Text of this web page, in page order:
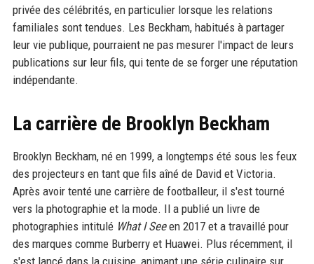
privée des célébrités, en particulier lorsque les relations
familiales sont tendues. Les Beckham, habitués à partager
leur vie publique, pourraient ne pas mesurer l'impact de leurs
publications sur leur fils, qui tente de se forger une réputation
indépendante.
La carrière de Brooklyn Beckham
Brooklyn Beckham, né en 1999, a longtemps été sous les feux
des projecteurs en tant que fils aîné de David et Victoria.
Après avoir tenté une carrière de footballeur, il s'est tourné
vers la photographie et la mode. Il a publié un livre de
photographies intitulé What I Seeen 2017 et a travaillé pour
des marques comme Burberry et Huawei. Plus récemment, il
s'est lancé dans la cuisine, animant une série culinaire sur